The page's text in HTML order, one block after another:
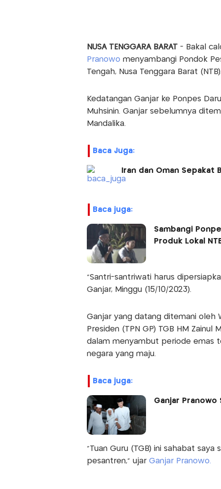
NUSA TENGGARA BARAT - Bakal
Pranowo menyambangi Pondok
Tengah, Nusa Tenggara Barat (NTB).
Kedatangan Ganjar ke Ponpes
Muhsinin. Ganjar sebelumnya
Mandalika.
Baca Juga:
Iran dan Oman Sepakat
baca juga:
Sambangi
Produk Lokal
"Santri-santriwati harus
Ganjar, Minggu (15/10/2023).
Ganjar yang datang ditemani oleh
Presiden (TPN GP) TGB HM
dalam menyambut periode emas
negara yang maju.
baca juga:
Ganjar
"Tuan Guru (TGB) ini sahabat
pesantren," ujar Ganjar Pranowo.